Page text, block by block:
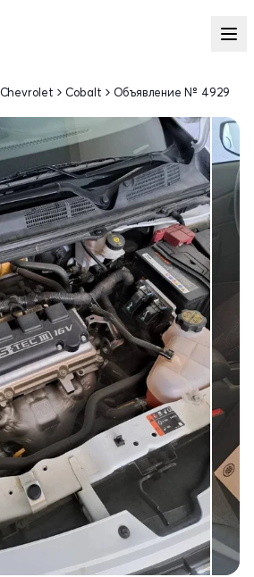
Chevrolet Cobalt Объявление № 4929